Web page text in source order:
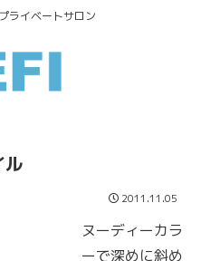
ライベートサロン
ル
2011.11.05
ヌーディーカラ
ーで深めに斜め